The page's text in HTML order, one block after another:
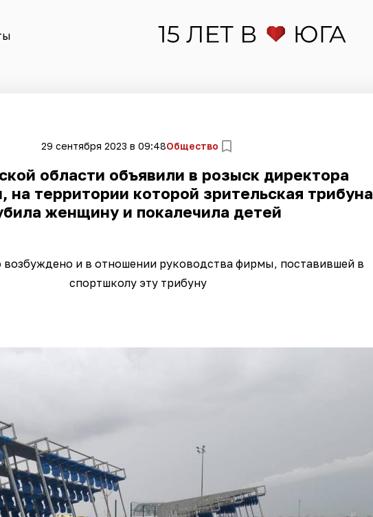
29 сентября 2023 в 09:48Общество
области объявили в розыск директора
на территории которой зрительская трибуна
женщину и покалечила детей
возбуждено и в отношении руководства фирмы, поставившей в
спортшколу эту трибуну